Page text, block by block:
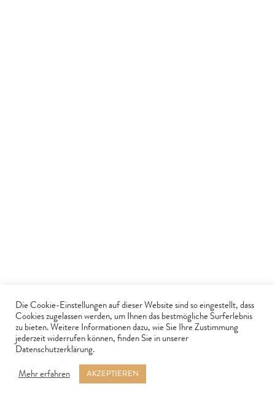
© 2026 Lenus Pharma GesmbH.
Die Cookie-Einstellungen auf dieser Website sind so eingestellt, dass
Cookies zugelassen werden, um Ihnen das bestmögliche Surferlebnis
zu bieten. Weitere Informationen dazu, wie Sie Ihre Zustimmung
jederzeit widerrufen können, finden Sie in unserer
Datenschutzerklärung.
Mehr erfahren
AKZEPTIEREN